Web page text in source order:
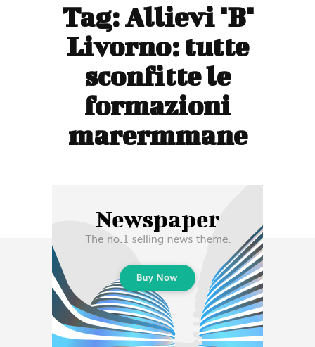
Tag:Allievi "B"
Livorno: tutte
sconfitte le
formazioni
marermmane